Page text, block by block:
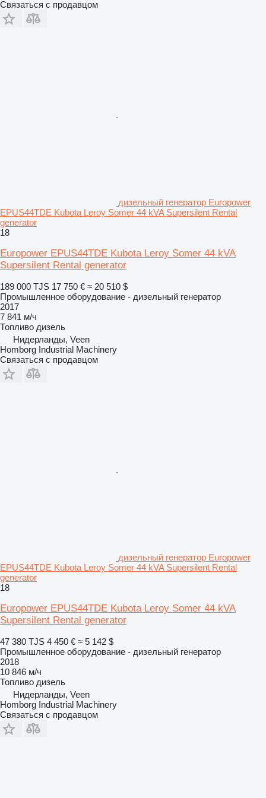
Связаться с продавцом
дизельный генератор Europower
EPUS44TDE Kubota Leroy Somer 44 kVA Supersilent Rental
generator
18
Europower EPUS44TDE Kubota Leroy Somer 44 kVA
Supersilent Rental generator
189 000 TJS 17 750 € ≈ 20 510 $
Промышленное оборудование - дизельный генератор
2017
7 841 м/ч
Топливо дизель
Нидерланды, Veen
Homborg Industrial Machinery
Связаться с продавцом
дизельный генератор Europower
EPUS44TDE Kubota Leroy Somer 44 kVA Supersilent Rental
generator
18
Europower EPUS44TDE Kubota Leroy Somer 44 kVA
Supersilent Rental generator
47 380 TJS 4 450 € ≈ 5 142 $
Промышленное оборудование - дизельный генератор
2018
10 846 м/ч
Топливо дизель
Нидерланды, Veen
Homborg Industrial Machinery
Связаться с продавцом